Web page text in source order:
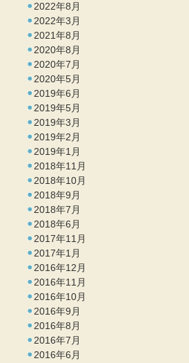
2022年8月
2022年3月
2021年8月
2020年8月
2020年7月
2020年5月
2019年6月
2019年5月
2019年3月
2019年2月
2019年1月
2018年11月
2018年10月
2018年9月
2018年7月
2018年6月
2017年11月
2017年1月
2016年12月
2016年11月
2016年10月
2016年9月
2016年8月
2016年7月
2016年6月